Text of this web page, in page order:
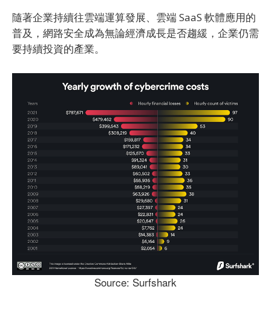
隨著企業持續往雲端運算發展、雲端 SaaS 軟體應用的
普及，網路安全成為無論經濟成長是否趨緩，企業仍需
要持續投資的產業。
Source: Surfshark